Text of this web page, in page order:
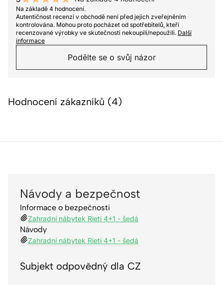
10 out of 10 stars
Na základě 4 hodnocení.
Autentičnost recenzí v obchodě není před jejich zveřejněním
kontrolována. Mohou proto pocházet od spotřebitelů, kteří
recenzované výrobky ve skutečnosti nekoupili/nepoužili. Další
informace
Podělte se o svůj názor
Hodnocení zákazníků (4)
Návody a bezpečnost
Informace o bezpečnosti
Zahradní nábytek Rieti 4+1 - šedá
Návody
Zahradní nábytek Rieti 4+1 - šedá
Subjekt odpovědný dla CZ